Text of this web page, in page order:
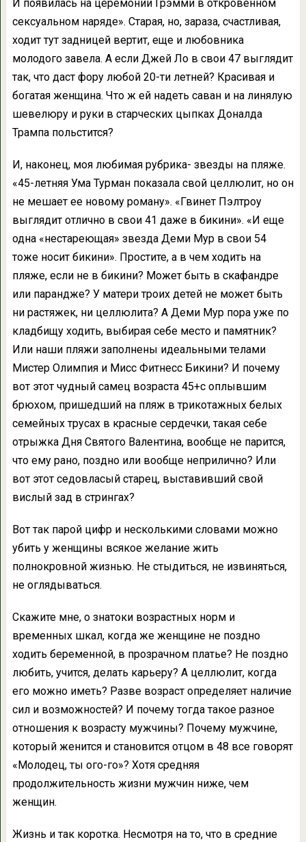
И появилась на церемонии Грэмми в откровенном
секcуальном наряде». Старая, но, зараза, счастливая,
ходит тут задницей вертит, еще и любовника
молодого завела. А если Джей Ло в свои 47 выглядит
так, что даст фору любой 20-ти летней? Красивая и
богатая женщина. Что ж ей надеть саван и на линялую
шевелюру и руки в старческих цыпках Доналда
Трампа польстится?
И, наконец, моя любимая рубрика- звезды на пляже.
«45-летняя Ума Турман показала свой целлюлит, но он
не мешает ее новому роману». «Гвинет Пэлтроу
выглядит отлично в свои 41 даже в бикини». «И еще
одна «нестареющая» звезда Деми Мур в свои 54
тоже носит бикини». Простите, а в чем ходить на
пляже, если не в бикини? Может быть в скафандре
или парандже? У матери троих детей не может быть
ни растяжек, ни целлюлита? А Деми Мур пора уже по
кладбищу ходить, выбирая себе место и памятник?
Или наши пляжи заполнены идеальными телами
Мистер Олимпия и Мисс Фитнесс Бикини? И почему
вот этот чудный самец возраста 45+с оплывшим
брюхом, пришедший на пляж в трикотажных белых
семейных трусах в красные сердечки, такая себе
отрыжка Дня Святого Валентина, вообще не парится,
что ему рано, поздно или вообще неприлично? Или
вот этот седовласый старец, выставивший свой
вислый зад в стрингах?
Вот так парой цифр и несколькими словами можно
убить у женщины всякое желание жить
полнокровной жизнью. Не стыдиться, не извиняться,
не оглядываться.
Скажите мне, о знатоки возрастных норм и
временных шкал, когда же женщине не поздно
ходить беременной, в прозрачном платье? Не поздно
любить, учится, делать карьеру? А целлюлит, когда
его можно иметь? Разве возраст определяет наличие
сил и возможностей? И почему тогда такое разное
отношения к возрасту мужчины? Почему мужчине,
который женится и становится отцом в 48 все говорят
«Молодец, ты ого-го»? Хотя средняя
продолжительность жизни мужчин ниже, чем
женщин.
Жизнь и так коротка. Несмотря на то, что в средние